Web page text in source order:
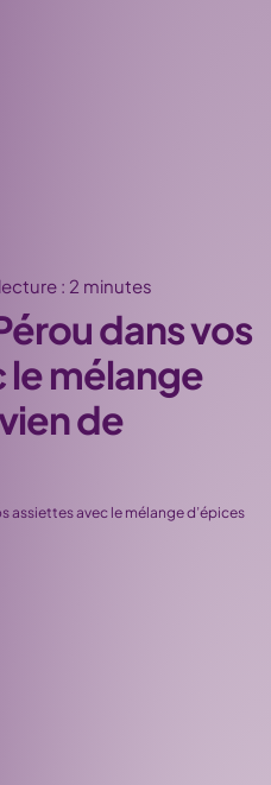
: 2 minutes
dans vos
le mélange
de
assiettes avec le mélange d’épices